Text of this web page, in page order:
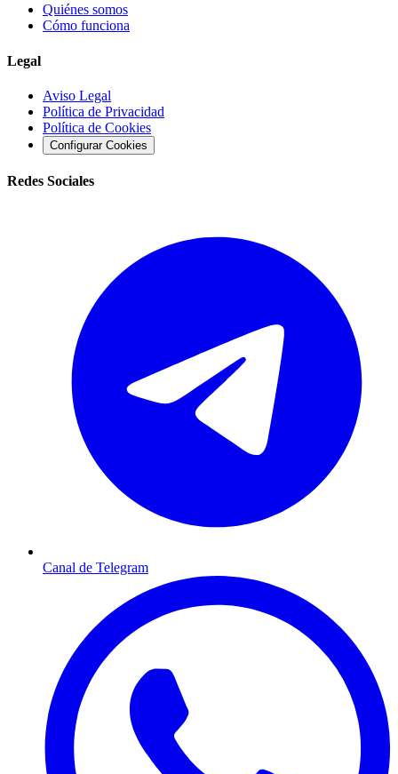
Quiénes somos
Cómo funciona
Legal
Aviso Legal
Política de Privacidad
Política de Cookies
Configurar Cookies
Redes Sociales
Canal de Telegram